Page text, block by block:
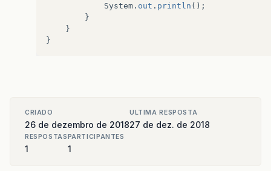
System . out . println ();
}
}
}
CRIADO
26 de dezembro de 2018
ULTIMA RESPOSTA
27 de dez. de 2018
RESPOSTAS
1
PARTICIPANTES
1